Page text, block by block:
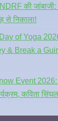
NDRF की
से निकाला!
of Yoga
& Break a
Event 2026:
कविता